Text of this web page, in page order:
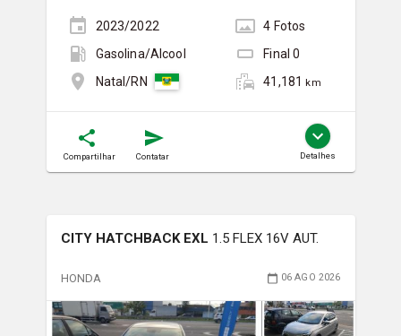
2023/2022 4 Fotos
Gasolina/Álcool
Final0
Natal/RN
41,181 km
Compartilhar Contatar Detalhes
CITY HATCHBACK EXL 1.5 FLEX 16V AUT.
HONDA 06 AGO 2026